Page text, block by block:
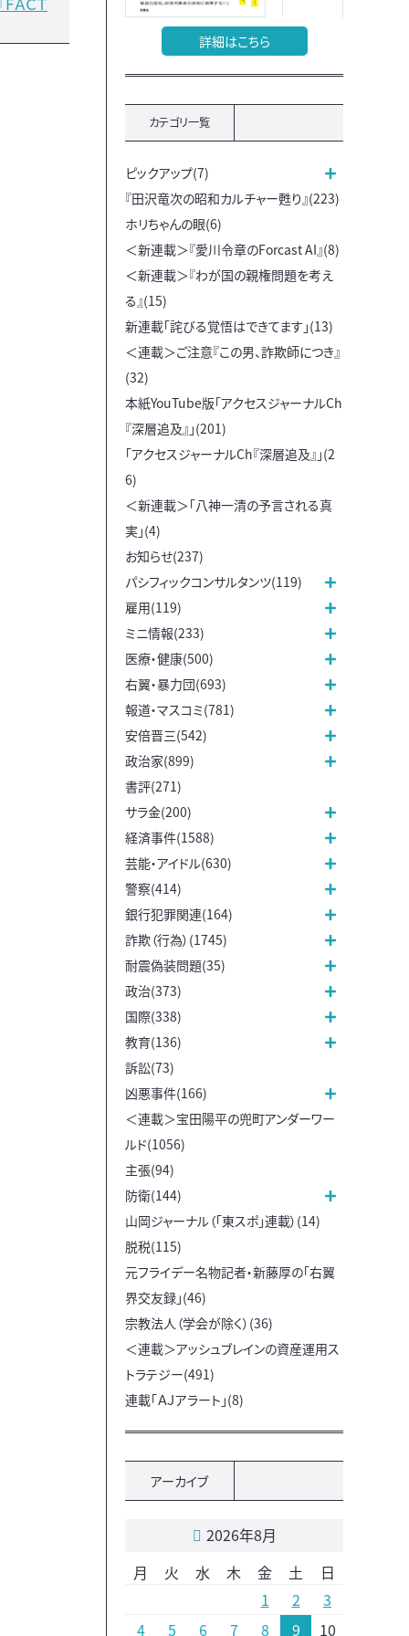
詳細はこちら
カテゴリ一覧
ピックアップ(7)
『田沢竜次の昭和カルチャー甦り』(223)
ホリちゃんの眼(6)
＜新連載＞『愛川令章のForcast AI』(8)
＜新連載＞『わが国の親権問題を考え
る』(15)
新連載「詫びる覚悟はできてます」(13)
＜連載＞ご注意『この男、詐欺師につき』
(32)
本紙YouTube版「アクセスジャーナルCh
『深層追及』」(201)
「アクセスジャーナルCh『深層追及』」(2
6)
＜新連載＞「八神一清の予言される真
実」(4)
お知らせ(237)
パシフィックコンサルタンツ(119)
雇用(119)
ミニ情報(233)
医療・健康(500)
右翼・暴力団(693)
報道・マスコミ(781)
安倍晋三(542)
政治家(899)
書評(271)
サラ金(200)
経済事件(1588)
芸能・アイドル(630)
警察(414)
銀行犯罪関連(164)
詐欺（行為）(1745)
耐震偽装問題(35)
政治(373)
国際(338)
教育(136)
訴訟(73)
凶悪事件(166)
＜連載＞宝田陽平の兜町アンダーワー
ルド(1056)
主張(94)
防衛(144)
山岡ジャーナル（「東スポ」連載）(14)
脱税(115)
元フライデー名物記者・新藤厚の「右翼
界交友録」(46)
宗教法人（学会が除く）(36)
＜連載＞アッシュブレインの資産運用ス
トラテジー(491)
連載「ＡＪアラート」(8)
アーカイブ
2026年8月
月
火 水 木 金 土
日
1
2
3
4
5 6 7 8 9 10